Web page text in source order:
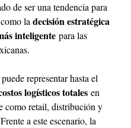
de ser una tendencia para
la decisión estratégica
inteligente para las
representar hasta el
logísticos totales en
como retail, distribución y
a este escenario, la